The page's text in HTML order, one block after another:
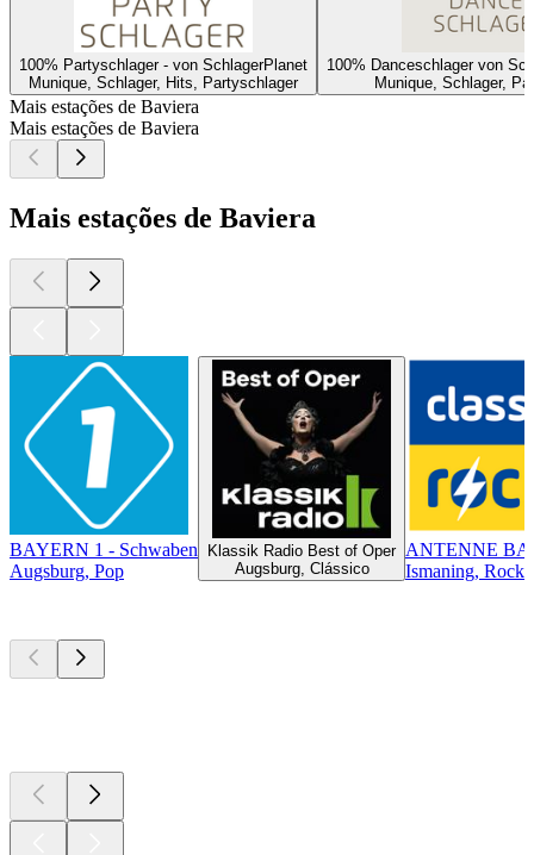
100% Partyschlager - von SchlagerPlanet
Munique, Schlager, Hits, Partyschlager
100% Danceschlager von
Munique, Schlager,
Mais estações de Baviera
Mais estações de Baviera
Mais estações de Baviera
BAYERN 1 - Schwaben
Augsburg, Pop
Klassik Radio Best of Oper
Augsburg, Clássico
ANTENNE
Ismaning, Rock